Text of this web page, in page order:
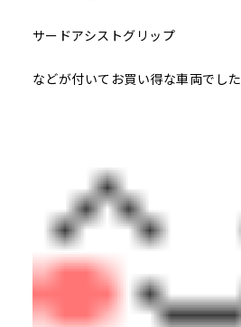
サードアシストグリップ
などが付いてお買い得な車両でした